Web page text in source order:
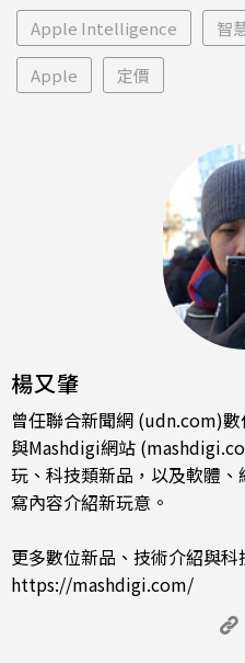
Apple Intelligence 智
Apple 定價
楊又肇
曾任聯合新聞網 (udn.com)
與Mashdigi網站
玩、科技類新品，以及軟體
寫內容介紹新玩意。
更多數位新品、技術介紹與科
https://mashdigi.com/